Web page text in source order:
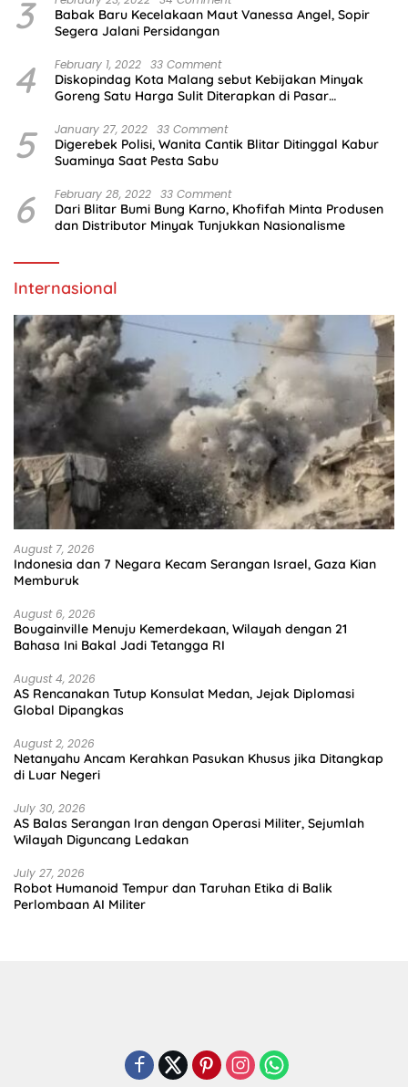
3
Babak Baru Kecelakaan Maut Vanessa Angel, Sopir
Segera Jalani Persidangan
4 February 1, 2022 33 Comment
Diskopindag Kota Malang sebut Kebijakan Minyak
Goreng Satu Harga Sulit Diterapkan di Pasar
5 January 27, 2022 33 Comment
Digerebek Polisi, Wanita Cantik Blitar Ditinggal Kabur
Suaminya Saat Pesta Sabu
6 February 28, 2022 33 Comment
Dari Blitar Bumi Bung Karno, Khofifah Minta Produsen
dan Distributor Minyak Tunjukkan Nasionalisme
Internasional
August 7, 2026
Indonesia dan 7 Negara Kecam Serangan Israel, Gaza Kian
Memburuk
August 6, 2026
Bougainville Menuju Kemerdekaan, Wilayah dengan 21
Bahasa Ini Bakal Jadi Tetangga RI
August 4, 2026
AS Rencanakan Tutup Konsulat Medan, Jejak Diplomasi
Global Dipangkas
August 2, 2026
Netanyahu Ancam Kerahkan Pasukan Khusus jika Ditangkap
di Luar Negeri
July 30, 2026
AS Balas Serangan Iran dengan Operasi Militer, Sejumlah
Wilayah Diguncang Ledakan
July 27, 2026
Robot Humanoid Tempur dan Taruhan Etika di Balik
Perlombaan AI Militer